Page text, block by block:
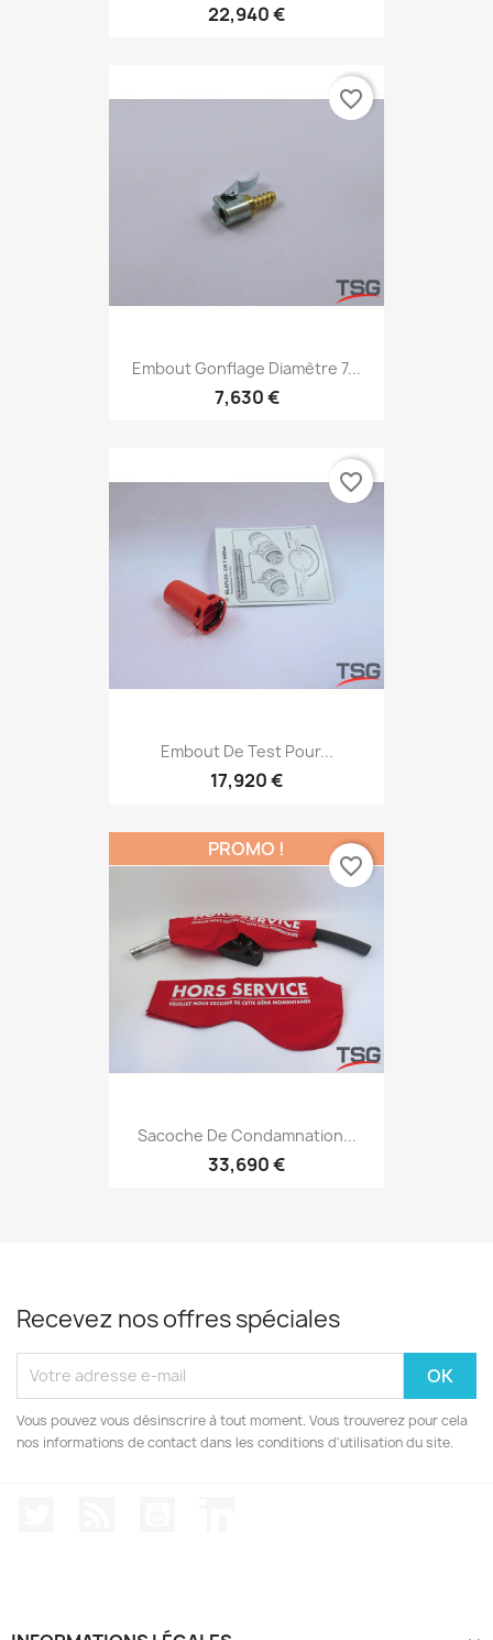
22,940 €
Embout Gonflage Diamètre 7...
7,630 €
favorite_border
Embout De Test Pour...
17,920 €
favorite_border
Sacoche De Condamnation...
33,690 €
PROMO !
favorite_border
Recevez nos offres spéciales
Vous pouvez vous désinscrire à tout moment. Vous trouverez pour cela
nos informations de contact dans les conditions d'utilisation du site.